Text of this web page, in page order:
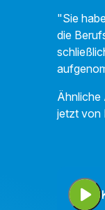
"Sie
die
Ähnliche
jetzt von
play_arrow